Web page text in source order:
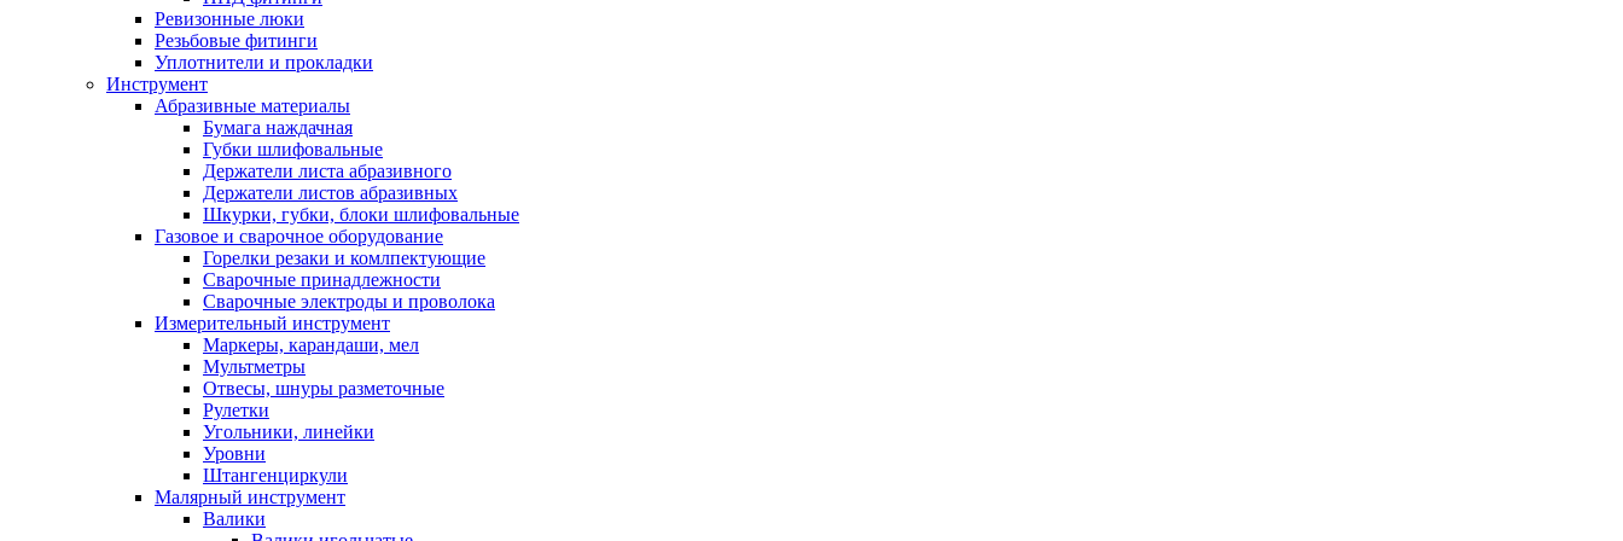
Ревизонные люки
Резьбовые фитинги
Уплотнители и прокладки
Инструмент
Абразивные материалы
Бумага наждачная
Губки шлифовальные
Держатели листа абразивного
Держатели листов абразивных
Шкурки, губки, блоки шлифовальные
Газовое и сварочное оборудование
Горелки резаки и комлпектующие
Сварочные принадлежности
Сварочные электроды и проволока
Измерительный инструмент
Маркеры, карандаши, мел
Мультметры
Отвесы, шнуры разметочные
Рулетки
Угольники, линейки
Уровни
Штангенциркули
Малярный инструмент
Валики